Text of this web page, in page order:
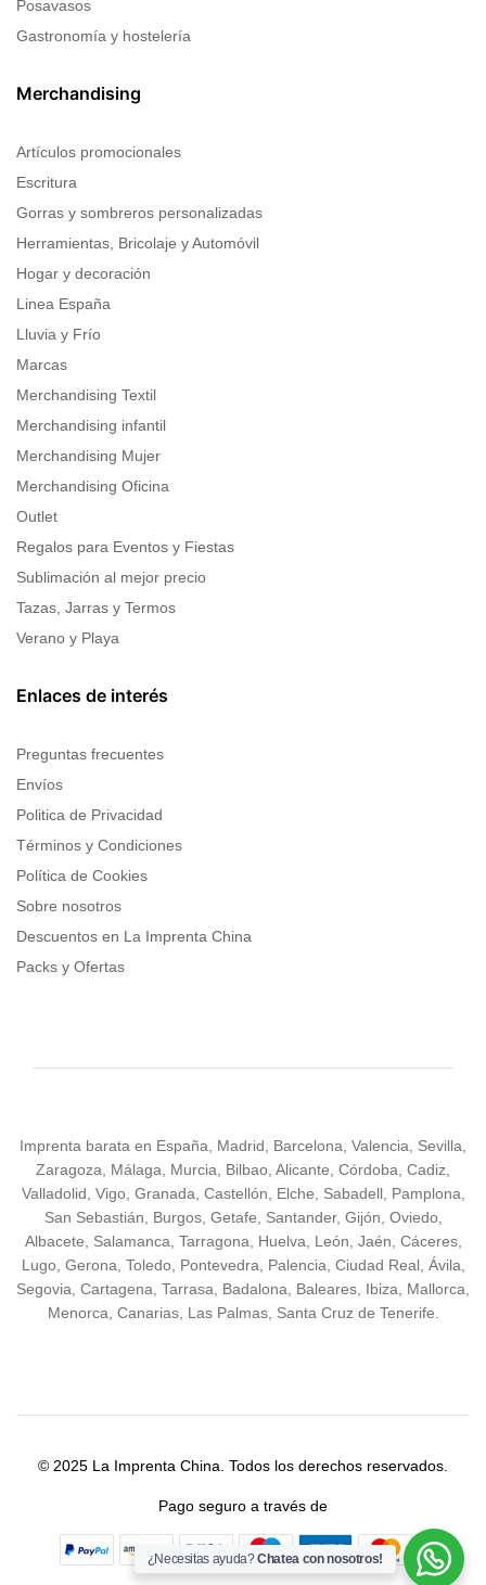
Posavasos
Gastronomía y hostelería
Merchandising
Artículos promocionales
Escritura
Gorras y sombreros personalizadas
Herramientas, Bricolaje y Automóvil
Hogar y decoración
Linea España
Lluvia y Frío
Marcas
Merchandising Textil
Merchandising infantil
Merchandising Mujer
Merchandising Oficina
Outlet
Regalos para Eventos y Fiestas
Sublimación al mejor precio
Tazas, Jarras y Termos
Verano y Playa
Enlaces de interés
Preguntas frecuentes
Envíos
Politica de Privacidad
Términos y Condiciones
Política de Cookies
Sobre nosotros
Descuentos en La Imprenta China
Packs y Ofertas
Imprenta barata en España, Madrid, Barcelona, Valencia, Sevilla,
Zaragoza, Málaga, Murcia, Bilbao, Alicante, Córdoba, Cadiz,
Valladolid, Vigo, Granada, Castellón, Elche, Sabadell, Pamplona,
San Sebastián, Burgos, Getafe, Santander, Gijón, Oviedo,
Albacete, Salamanca, Tarragona, Huelva, León, Jaén, Cáceres,
Lugo, Gerona, Toledo, Pontevedra, Palencia, Ciudad Real, Ávila,
Segovia, Cartagena, Tarrasa, Badalona, Baleares, Ibiza, Mallorca,
Menorca, Canarias, Las Palmas, Santa Cruz de Tenerife.
© 2025 La Imprenta China. Todos los derechos reservados.
Pago seguro a través de
¿Necesitas ayuda?Chatea con nosotros!